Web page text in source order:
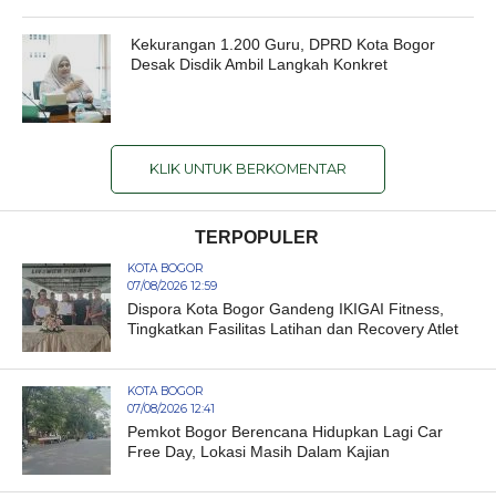
Kekurangan 1.200 Guru, DPRD Kota Bogor
Desak Disdik Ambil Langkah Konkret
KLIK UNTUK BERKOMENTAR
TERPOPULER
KOTA BOGOR
07/08/2026 12:59
Dispora Kota Bogor Gandeng IKIGAI Fitness,
Tingkatkan Fasilitas Latihan dan Recovery Atlet
KOTA BOGOR
07/08/2026 12:41
Pemkot Bogor Berencana Hidupkan Lagi Car
Free Day, Lokasi Masih Dalam Kajian